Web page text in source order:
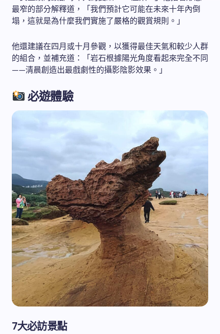
最窄的部分解釋道，「我們預計它可能在未來十年內倒
塌，這就是為什麼我們實施了嚴格的觀賞規則。」
他還建議在四月或十月參觀，以獲得最佳天氣和較少人群
的組合，並補充道：「岩石根據陽光角度看起來完全不同
——清晨創造出最戲劇性的攝影陰影效果。」
必遊體驗
7大必訪景點